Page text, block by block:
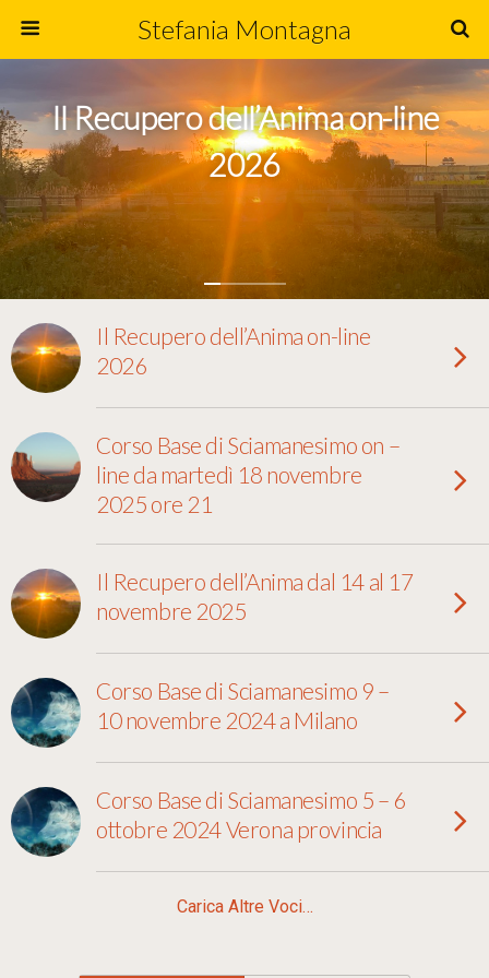
Stefania Montagna
Il Recupero dell’Anima on-line
2026
Il Recupero dell’Anima on-line
2026
Corso Base di Sciamanesimo on –
line da martedì 18 novembre
2025 ore 21
Il Recupero dell’Anima dal 14 al 17
novembre 2025
Corso Base di Sciamanesimo 9 –
10 novembre 2024 a Milano
Corso Base di Sciamanesimo 5 – 6
ottobre 2024 Verona provincia
Carica Altre Voci…